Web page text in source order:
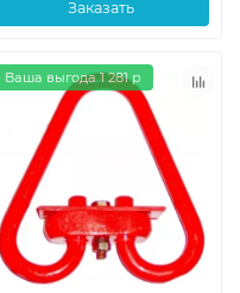
Заказать
Ваша выгода 1 281 р